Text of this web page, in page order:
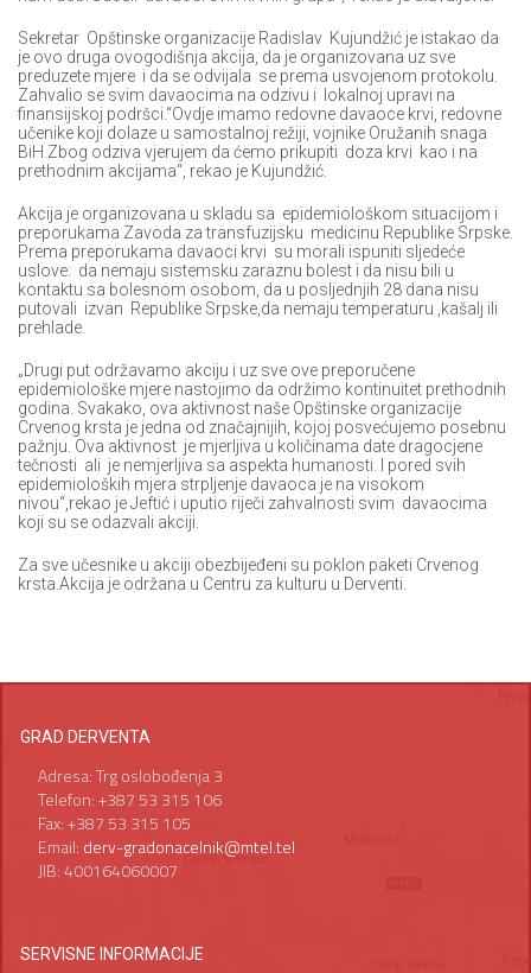
Sekretar Opštinske organizacije Radislav Kujundžić je istakao da
je ovo druga ovogodišnja akcija, da je organizovana uz sve
preduzete mjere i da se odvijala se prema usvojenom protokolu.
Zahvalio se svim davaocima na odzivu i lokalnoj upravi na
finansijskoj podršci.“Ovdje imamo redovne davaoce krvi, redovne
učenike koji dolaze u samostalnoj režiji, vojnike Oružanih snaga
BiH.Zbog odziva vjerujem da ćemo prikupiti doza krvi kao i na
prethodnim akcijama“, rekao je Kujundžić.
Akcija je organizovana u skladu sa epidemiološkom situacijom i
preporukama Zavoda za transfuzijsku medicinu Republike Srpske.
Prema preporukama davaoci krvi su morali ispuniti sljedeće
uslove: da nemaju sistemsku zaraznu bolest i da nisu bili u
kontaktu sa bolesnom osobom, da u posljednjih 28 dana nisu
putovali izvan Republike Srpske,da nemaju temperaturu ,kašalj ili
prehlade.
„Drugi put održavamo akciju i uz sve ove preporučene
epidemiološke mjere nastojimo da održimo kontinuitet prethodnih
godina. Svakako, ova aktivnost naše Opštinske organizacije
Crvenog krsta je jedna od značajnijih, kojoj posvećujemo posebnu
pažnju. Ova aktivnost je mjerljiva u količinama date dragocjene
tečnosti ali je nemjerljiva sa aspekta humanosti. I pored svih
epidemioloških mjera strpljenje davaoca je na visokom
nivou“,rekao je Jeftić i uputio riječi zahvalnosti svim davaocima
koji su se odazvali akciji.
Za sve učesnike u akciji obezbijeđeni su poklon paketi Crvenog
krsta.Akcija je održana u Centru za kulturu u Derventi.
GRAD DERVENTA
Adresa: Trg oslobođenja 3
Telefon: +387 53 315 106
Fax: +387 53 315 105
Email: derv-gradonacelnik@mtel.tel
JIB: 400164060007
SERVISNE INFORMACIJE